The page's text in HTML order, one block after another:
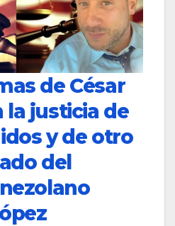
de César
la justicia de
y de otro
del